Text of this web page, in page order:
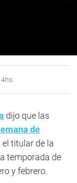
dijo que las
de
titular de la
temporada de
y febrero.